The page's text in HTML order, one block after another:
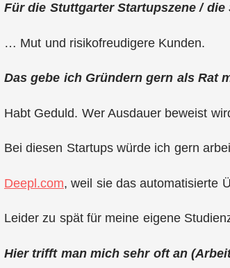
Für die Stuttgarter Startupszene /
… Mut und risikofreudigere Kunden.
Das gebe ich Gründern gern als Rat
Habt Geduld. Wer Ausdauer beweist
Bei diesen Startups würde ich gern
Deepl.com, weil sie das automatisierte
Leider zu spät für meine eigene
Hier trifft man mich sehr oft an